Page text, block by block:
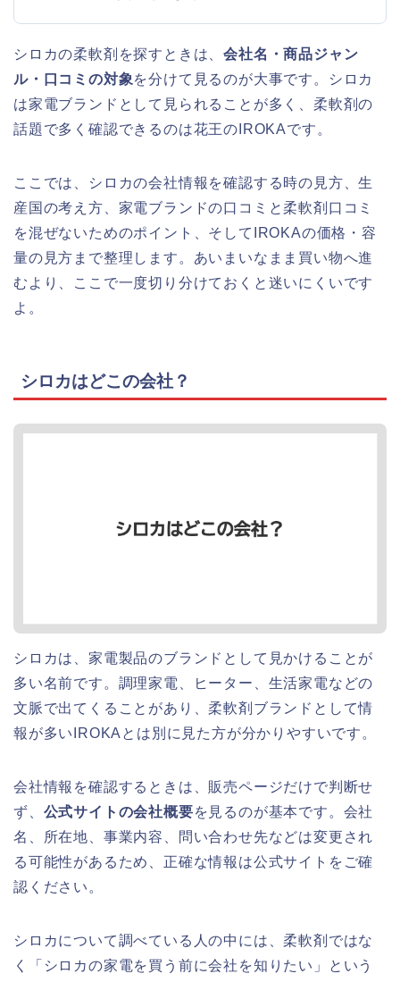
シロカの柔軟剤を探すときは、会社名・商品ジャン
ル・口コミの対象を分けて見るのが大事です。シロカ
は家電ブランドとして見られることが多く、柔軟剤の
話題で多く確認できるのは花王のIROKAです。
ここでは、シロカの会社情報を確認する時の見方、生
産国の考え方、家電ブランドの口コミと柔軟剤口コミ
を混ぜないためのポイント、そしてIROKAの価格・容
量の見方まで整理します。あいまいなまま買い物へ進
むより、ここで一度切り分けておくと迷いにくいです
よ。
シロカはどこの会社？
シロカは、家電製品のブランドとして見かけることが
多い名前です。調理家電、ヒーター、生活家電などの
文脈で出てくることがあり、柔軟剤ブランドとして情
報が多いIROKAとは別に見た方が分かりやすいです。
会社情報を確認するときは、販売ページだけで判断せ
ず、 公式サイトの会社概要を見るのが基本です。会社
名、所在地、事業内容、問い合わせ先などは変更され
る可能性があるため、正確な情報は公式サイトをご確
認ください。
シロカについて調べている人の中には、柔軟剤ではな
く「シロカの家電を買う前に会社を知りたい」という